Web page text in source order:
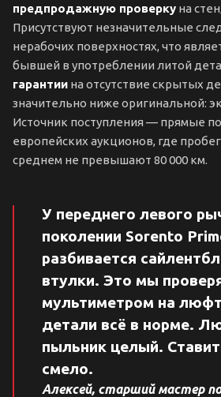
предпродажную проверку на
Присутствуют незначительные
нерабочих поверхностях, что
бывшей в употреблении литой
гарантии на отсутствие скрытых
значительно ниже оригинальной:
Источник поступления — прямые
европейских аукционов, где
среднем не превышают 80 000 км.
У переднего левого
поколении Sorento
разбивается
втулки. Это мы
мультиметром на
детали всё в норме.
пыльник целый.
смело.
Алексей, старший мастер